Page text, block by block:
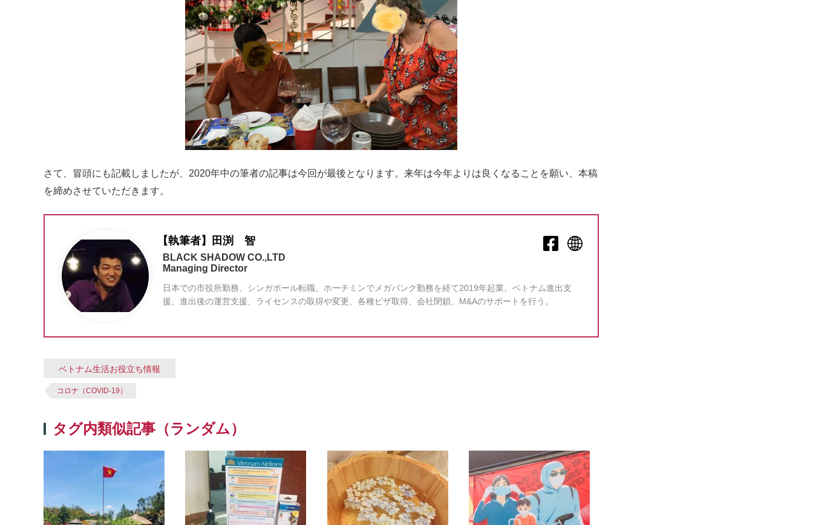
さて、冒頭にも記載しましたが、2020年中の筆者の記事は今回が最後となります。来年は今年よりは良くなることを願い、本稿
を締めさせていただきます。
【執筆者】田渕 智
BLACK SHADOW CO.,LTD
Managing Director
日本での市役所勤務、シンガポール転職、ホーチミンでメガバンク勤務を経て2019年起業。ベトナム進出支
援、進出後の運営支援、ライセンスの取得や変更、各種ビザ取得、会社閉鎖、M&Aのサポートを行う。
ベトナム生活お役立ち情報
コロナ（COVID-19）
タグ内類似記事（ランダム）